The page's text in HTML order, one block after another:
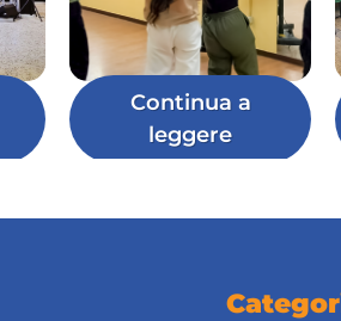
Continua a
leggere